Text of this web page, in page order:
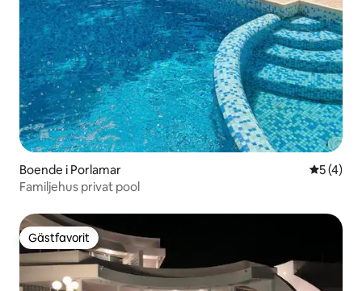
Boende i Porlamar 5 av 5 i
5 (4)
Familjehus privat pool
Gästfavorit
Gästfavorit